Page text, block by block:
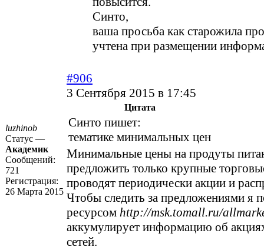
Синто,
ваша просьба как старожила
учтена при размещении
luzhinob
Статус —
Академик
Сообщений:
721
Регистрация:
26 Марта 2015
#906
3 Сентября 2015 в 17:45
Цитата
Синто пишет:
тематике минимальных цен
Минимальные цены на продуты
предложить только крупные
проводят периодически акции и
Чтобы следить за предложениями я
ресурсом http://msk.tomall.ru/
аккумулирует информацию об
сетей.